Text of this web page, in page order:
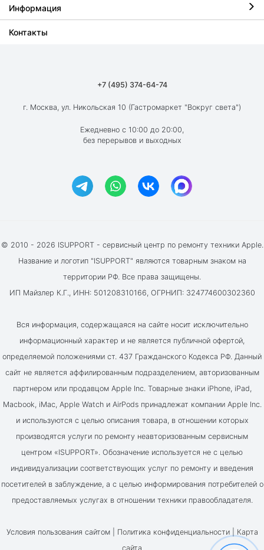
Ремонт iPhone
Ремонт iPad
Ремонт AirPods
Информация
О компании
Вакансии
Акции и скидки
Контакты
+7 (495) 374-64-74
г. Москва, ул. Никольская 10 (Гастромаркет "Вокруг света")
Ежедневно с 10:00 до 20:00,
без перерывов и выходных
© 2010 - 2026 ISUPPORT - сервисный центр по ремонту техники Apple.
Название и логотип "ISUPPORT" являются товарным знаком на
территории РФ. Все права защищены.
ИП Майзлер К.Г., ИНН: 501208310166, ОГРНИП: 324774600302360
Вся информация, содержащаяся на сайте носит исключительно
информационный характер и не является публичной офертой,
определяемой положениями ст. 437 Гражданского Кодекса РФ. Данный
сайт не является аффилированным подразделением, авторизованным
партнером или продавцом Apple Inc. Товарные знаки iPhone, iPad,
Macbook, iMac, Apple Watch и AirPods принадлежат компании Apple Inc.
и используются с целью описания товара, в отношении которых
производятся услуги по ремонту неавторизованным сервисным
центром «ISUPPORT». Обозначение используется не с целью
индивидуализации соответствующих услуг по ремонту и введения
посетителей в заблуждение, а с целью информирования потребителей о
предоставляемых услугах в отношении техники правообладателя.
Условия пользования сайтом | Политика конфиденциальности| Карта
сайта